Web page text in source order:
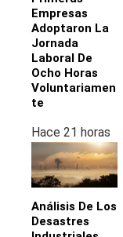
Empresas
Adoptaron La
Jornada
Laboral De
Ocho Horas
Voluntariamen
Te
Hace 21 horas
Análisis De Los
Desastres